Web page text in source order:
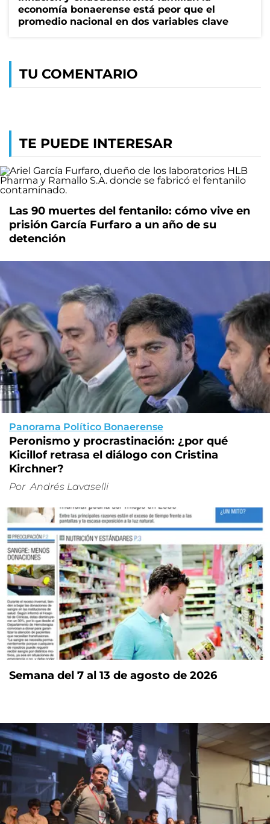
economía bonaerense está peor que el
promedio nacional en dos variables clave
TU COMENTARIO
TE PUEDE INTERESAR
Las 90 muertes del fentanilo: cómo vive en
prisión García Furfaro a un año de su
detención
Panorama Político Bonaerense
Peronismo y procrastinación: ¿por qué
Kicillof retrasa el diálogo con Cristina
Kirchner?
Por Andrés Lavaselli
Semana del 7 al 13 de agosto de 2026